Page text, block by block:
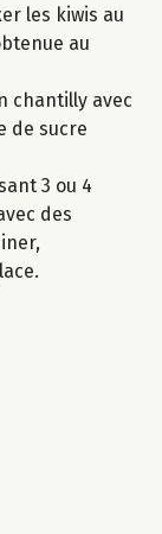
les kiwis au
au
chantilly avec
de sucre
3 ou 4
des